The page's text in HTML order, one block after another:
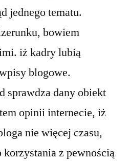
jednego tematu.
bowiem
iż kadry lubią
blogowe.
sprawdza dany obiekt
opinii internecie, iż
nie więcej czasu,
z pewnością